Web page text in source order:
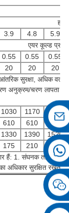
3.9 4.8
5.9
एयर कूल्ड
0.55 0.55
0.55
20 20 20
सुरक्षा, अधिक
अनुक्रम/चरण लापता
1030 1170
1350
610 610
680
1330 1390
1520
175 210
310
हैं: 1. संघनक
अधिकार सुरक्षित रखते हैं